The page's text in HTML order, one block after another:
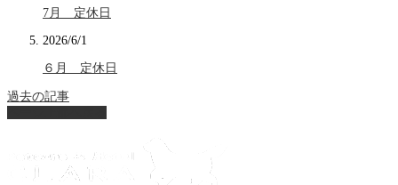
7月 定休日
2026/6/1
６月 定休日
過去の記事